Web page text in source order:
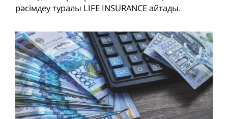
рәсімдеу туралы LIFE INSURANCE айтады.